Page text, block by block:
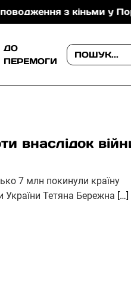
з кіньми у Порошкові
ДО
ПЕРЕМОГИ
внаслідок
7 млн покинули країну
України Тетяна Бережна […]